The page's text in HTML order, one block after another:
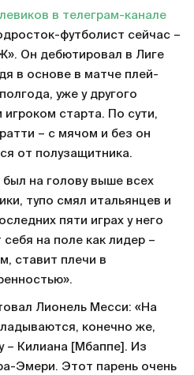
в телеграм-канале
футболист сейчас –
Он дебютировал в Лиге
в основе в матче плей-
уже у другого
старта. По сути,
– с мячом и без он
от полузащитника.
на голову выше всех
тупо смял итальянцев и
пяти играх у него
на поле как лидер –
ставит плечи в
Лионель Месси: «На
конечно же,
– Килиана [Мбаппе]. Из
Эмери. Этот парень очень